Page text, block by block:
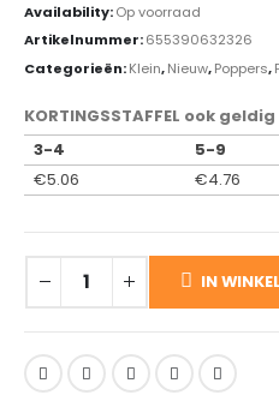
Availability:Op voorraad
Artikelnummer:655390632326
Categorieën:Klein,Nieuw,Poppers,
KORTINGSSTAFFEL ook
3-4
5-9
€5.06 €4.76
IN